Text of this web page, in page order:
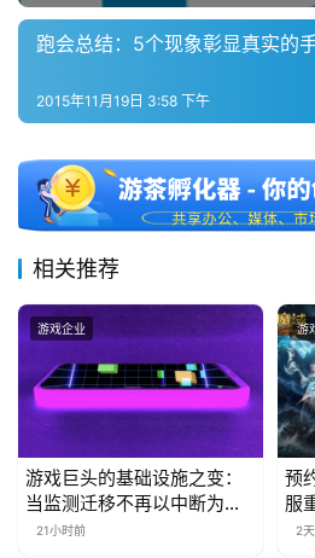
游
对
接
会
海
站
文
(
中
国
跑会总结：5个现象彰显真实的
2015年11月19日 3:58 下午
相关推荐
游戏企业
游戏巨头的基础设施之变：
当监测迁移不再以中断为代
价21小时前
游
预
服
2